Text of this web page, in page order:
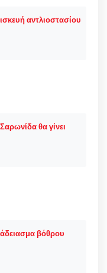
αντλιοστασίου
θα γίνει
βόθρου